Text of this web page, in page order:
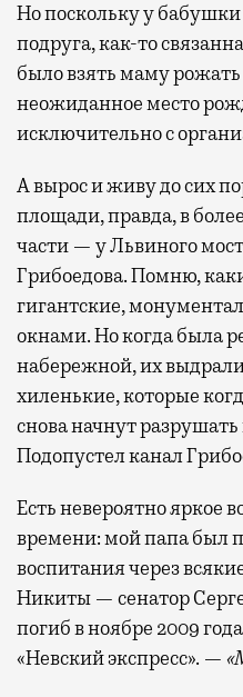
Но поскольку у
подруга, как-то
было взять маму
неожиданное место
исключительно с
А вырос и живу до сих
площади, правда, в
части — у Львиного
Грибоедова. Помню,
гигантские,
окнами. Но когда была
набережной, их
хиленькие, которые
снова начнут
Подопустел канал
Есть невероятно яркое
времени: мой папа был
воспитания через
Никиты — сенатор
погиб в ноябре 2009
«Невский экспресс». —